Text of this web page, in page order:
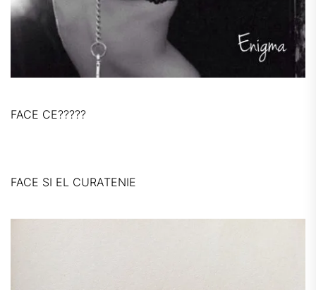
FACE CE?????
FACE SI EL CURATENIE